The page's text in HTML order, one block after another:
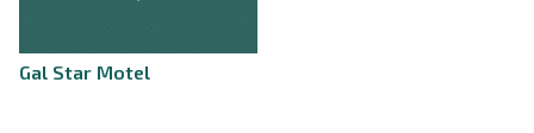
Gal Star Motel